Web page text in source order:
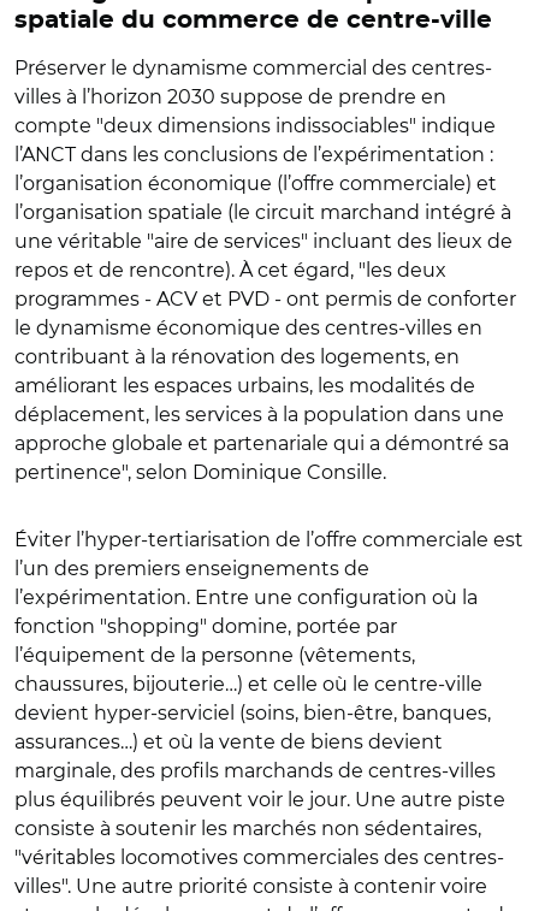
spatiale du commerce de centre-ville
Préserver le dynamisme commercial des centres-
villes à l’horizon 2030 suppose de prendre en
compte "deux dimensions indissociables" indique
l’ANCT dans les conclusions de l’expérimentation :
l’organisation économique (l’offre commerciale) et
l’organisation spatiale (le circuit marchand intégré à
une véritable "aire de services" incluant des lieux de
repos et de rencontre). À cet égard, "les deux
programmes - ACV et PVD - ont permis de conforter
le dynamisme économique des centres-villes en
contribuant à la rénovation des logements, en
améliorant les espaces urbains, les modalités de
déplacement, les services à la population dans une
approche globale et partenariale qui a démontré sa
pertinence", selon Dominique Consille.
Éviter l’hyper-tertiarisation de l’offre commerciale est
l’un des premiers enseignements de
l’expérimentation. Entre une configuration où la
fonction "shopping" domine, portée par
l’équipement de la personne (vêtements,
chaussures, bijouterie…) et celle où le centre-ville
devient hyper-serviciel (soins, bien-être, banques,
assurances…) et où la vente de biens devient
marginale, des profils marchands de centres-villes
plus équilibrés peuvent voir le jour. Une autre piste
consiste à soutenir les marchés non sédentaires,
"véritables locomotives commerciales des centres-
villes". Une autre priorité consiste à contenir voire